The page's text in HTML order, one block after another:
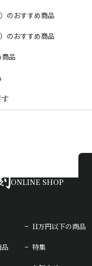
のおすすめ商品
のおすすめ商品
品
ONLINE SHOP
11万円以下の商品
品 特集